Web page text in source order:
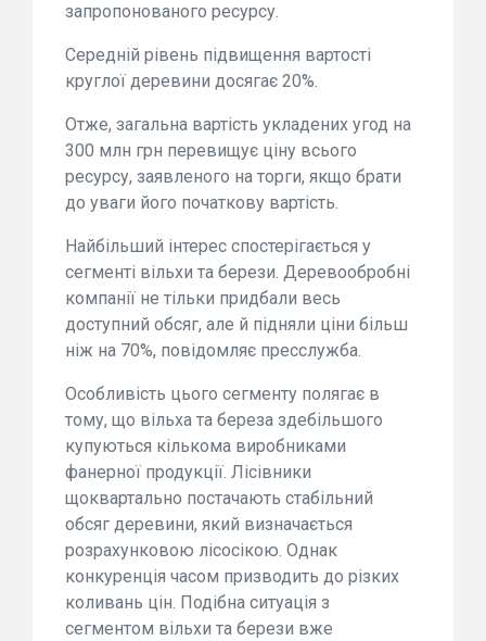
запропонованого ресурсу.
Середній рівень підвищення вартості
круглої деревини досягає 20%.
Отже, загальна вартість укладених угод на
300 млн грн перевищує ціну всього
ресурсу, заявленого на торги, якщо брати
до уваги його початкову вартість.
Найбільший інтерес спостерігається у
сегменті вільхи та берези. Деревообробні
компанії не тільки придбали весь
доступний обсяг, але й підняли ціни більш
ніж на 70%, повідомляє пресслужба.
Особливість цього сегменту полягає в
тому, що вільха та береза здебільшого
купуються кількома виробниками
фанерної продукції. Лісівники
щоквартально постачають стабільний
обсяг деревини, який визначається
розрахунковою лісосікою. Однак
конкуренція часом призводить до різких
коливань цін. Подібна ситуація з
сегментом вільхи та берези вже